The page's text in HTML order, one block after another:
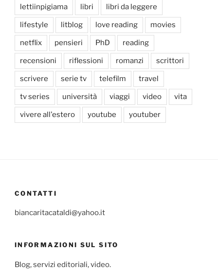
lettiinpigiama libri libri da leggere
lifestyle litblog love reading movies
netflix pensieri PhD reading
recensioni riflessioni romanzi scrittori
scrivere serie tv telefilm travel
tv series università viaggi video vita
vivere all'estero youtube youtuber
CONTATTI
biancaritacataldi@yahoo.it
INFORMAZIONI SUL SITO
Blog, servizi editoriali, video.